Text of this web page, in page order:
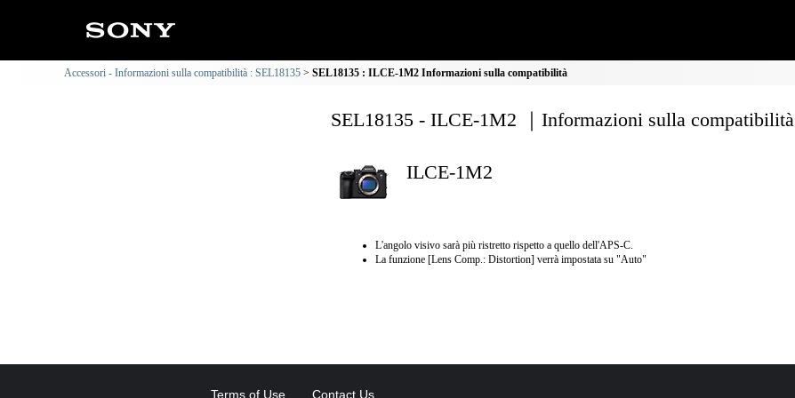
Accessori - Informazioni sulla compatibilità : SEL18135 SEL18135 : ILCE-1M2 Informazioni sulla compatibilità
SEL18135 - ILCE-1M2 ｜Informazioni sulla compatibilità
ILCE-1M2
L'angolo visivo sarà più ristretto rispetto a quello dell'APS-C.
La funzione [Lens Comp.: Distortion] verrà impostata su "Auto"
Terms of Use Contact Us